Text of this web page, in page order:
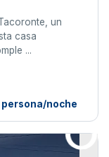
un
casa
...
persona/noche